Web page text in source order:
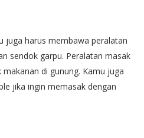
juga harus membawa peralatan
sendok garpu. Peralatan masak
di gunung. Kamu juga
jika ingin memasak dengan